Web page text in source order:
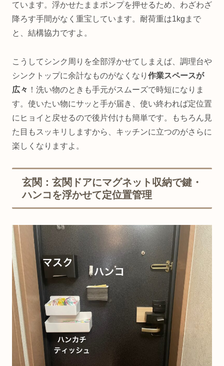
ています。浮かせたままポンプを押せるため、わざわざ
降ろす手間がなく重宝しています。耐荷重は1kgまで
と、結構協力ですよ。
こうしてシンク周りを全部浮かせてしまえば、調理台や
シンクトップに余計なものがなくなり 作業スペースが
広々 ！洗い物のときも手元がスムーズで時短になりま
す。使いたい物にサッと手が届き、使い終われば定位置
にヒョイと戻せるので後片付けも簡単です。もちろん見
た目もスッキリしますから、キッチンに立つのがさらに
楽しくなりますよ。
玄関：玄関ドアにマグネット収納で鍵・
ハンコを浮かせて定位置管理